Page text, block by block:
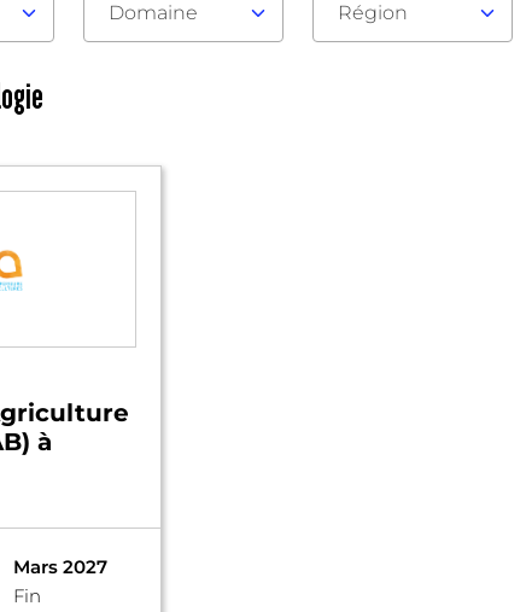
Domaine Région
à
Mars 2027
Fin